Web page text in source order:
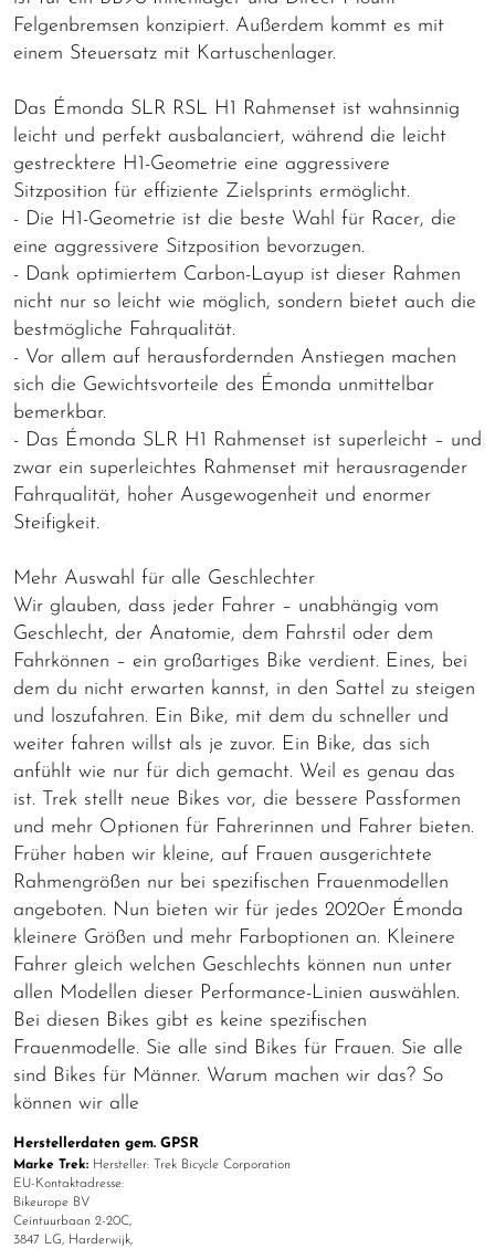
Felgenbremsen konzipiert. Außerdem kommt es mit
einem Steuersatz mit Kartuschenlager.
Das Émonda SLR RSL H1 Rahmenset ist wahnsinnig
leicht und perfekt ausbalanciert, während die leicht
gestrecktere H1-Geometrie eine aggressivere
Sitzposition für effiziente Zielsprints ermöglicht.
- Die H1-Geometrie ist die beste Wahl für Racer, die
eine aggressivere Sitzposition bevorzugen.
- Dank optimiertem Carbon-Layup ist dieser Rahmen
nicht nur so leicht wie möglich, sondern bietet auch die
bestmögliche Fahrqualität.
- Vor allem auf herausfordernden Anstiegen machen
sich die Gewichtsvorteile des Émonda unmittelbar
bemerkbar.
- Das Émonda SLR H1 Rahmenset ist superleicht – und
zwar ein superleichtes Rahmenset mit herausragender
Fahrqualität, hoher Ausgewogenheit und enormer
Steifigkeit.
Mehr Auswahl für alle Geschlechter
Wir glauben, dass jeder Fahrer – unabhängig vom
Geschlecht, der Anatomie, dem Fahrstil oder dem
Fahrkönnen – ein großartiges Bike verdient. Eines, bei
dem du nicht erwarten kannst, in den Sattel zu steigen
und loszufahren. Ein Bike, mit dem du schneller und
weiter fahren willst als je zuvor. Ein Bike, das sich
anfühlt wie nur für dich gemacht. Weil es genau das
ist. Trek stellt neue Bikes vor, die bessere Passformen
und mehr Optionen für Fahrerinnen und Fahrer bieten.
Früher haben wir kleine, auf Frauen ausgerichtete
Rahmengrößen nur bei spezifischen Frauenmodellen
angeboten. Nun bieten wir für jedes 2020er Émonda
kleinere Größen und mehr Farboptionen an. Kleinere
Fahrer gleich welchen Geschlechts können nun unter
allen Modellen dieser Performance-Linien auswählen.
Bei diesen Bikes gibt es keine spezifischen
Frauenmodelle. Sie alle sind Bikes für Frauen. Sie alle
sind Bikes für Männer. Warum machen wir das? So
können wir alle
Herstellerdaten gem. GPSR
Marke Trek: Hersteller: Trek Bicycle Corporation
EU-Kontaktadresse:
Bikeurope BV
Ceintuurbaan 2-20C,
3847 LG, Harderwijk,